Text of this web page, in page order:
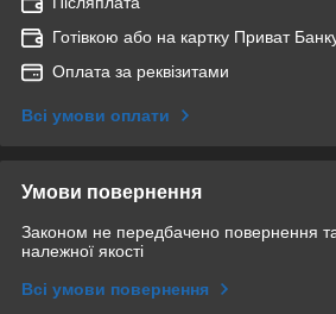
Готівкою або на картку Приват
Оплата за реквізитами
Всі умови оплати
Умови повернення
Законом не передбачено повернення
належної якості
Всі умови повернення